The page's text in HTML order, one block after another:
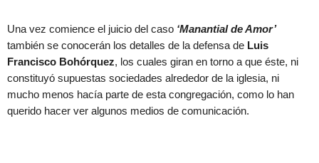
Una vez comience el juicio del caso ‘Manantial de Amor’
también se conocerán los detalles de la defensa de Luis
Francisco Bohórquez, los cuales giran en torno a que éste, ni
constituyó supuestas sociedades alrededor de la iglesia, ni
mucho menos hacía parte de esta congregación, como lo han
querido hacer ver algunos medios de comunicación.